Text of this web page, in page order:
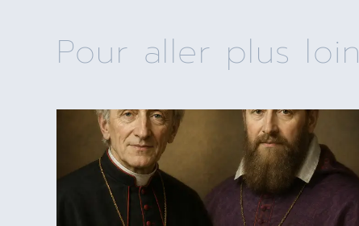
Pour aller plus loin